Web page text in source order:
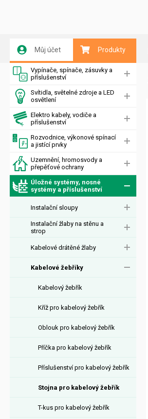
Můj účet Produkty
Vypínače, spínače, zásuvky a
příslušenství
Svítidla, světelné zdroje a LED
osvětlení
Elektro kabely, vodiče a
příslušenství
Rozvodnice, výkonové spínací
a jistící prvky
Uzemnění, hromosvody a
přepěťové ochrany
Úložné systémy, nosné
systémy a příslušenství
Instalační sloupy
Instalační žlaby na stěnu a
strop
Kabelové drátěné žlaby
Kabelové žebříky
Kabelový žebřík
Kříž pro kabelový žebřík
Oblouk pro kabelový žebřík
Příčka pro kabelový žebřík
Příslušenství pro kabelový žebřík
Stojna pro kabelový žebřík
T-kus pro kabelový žebřík